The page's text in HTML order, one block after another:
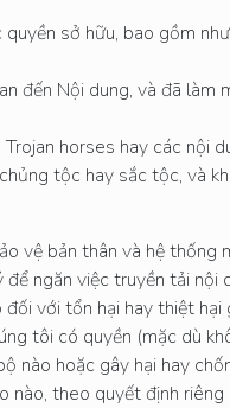
sở hữu, bao gồm
đến Nội dung, và đã
horses hay các nội
tộc hay sắc tộc, và
vệ bản thân và hệ
ngăn việc truyền tải
với tổn hại hay thiệt
tôi có quyền (mặc dù
nào hoặc gây hại hay
nào, theo quyết định